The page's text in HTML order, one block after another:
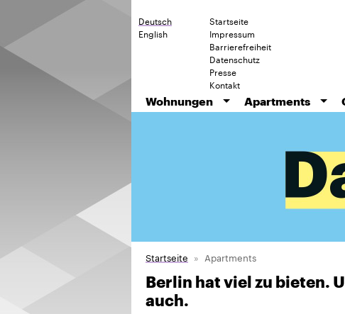
Deutsch
English
Startseite
Impressum
Barrierefreiheit
Datenschutz
Presse
Kontakt
Wohnungen
Apartments
Startseite Apartments
Berlin hat viel zu bieten.
auch.